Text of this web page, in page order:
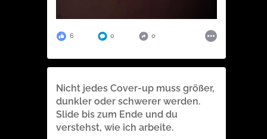
6 0 0
Nicht jedes Cover-up muss größer,
dunkler oder schwerer werden.
Slide bis zum Ende und du
verstehst, wie ich arbeite.